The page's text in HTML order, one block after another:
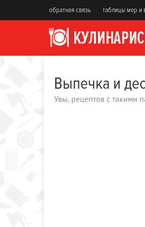
обратная связь таблицы мер и
Выпечка и
Увы, рецептов с такими